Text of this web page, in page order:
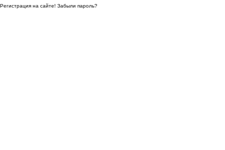
Регистрация на сайте! Забыли пароль?